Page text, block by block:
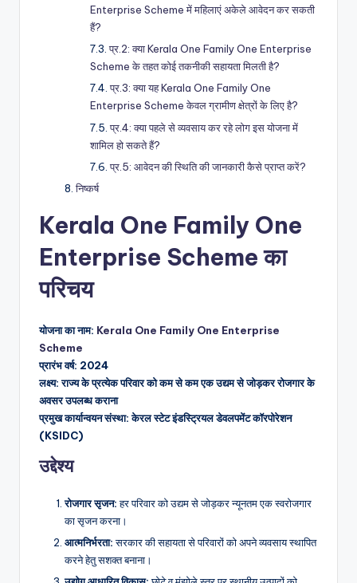
Enterprise Scheme में महिलाएं अकेले आवेदन कर सकती
हैं?
प्र.2: क्या Kerala One Family One Enterprise
Scheme के तहत कोई तकनीकी सहायता मिलती है?
प्र.3: क्या यह Kerala One Family One
Enterprise Scheme केवल ग्रामीण क्षेत्रों के लिए है?
प्र.4: क्या पहले से व्यवसाय कर रहे लोग इस योजना में
शामिल हो सकते हैं?
प्र.5: आवेदन की स्थिति की जानकारी कैसे प्राप्त करें?
निष्कर्ष
Kerala One Family One
Enterprise Scheme का
परिचय
योजना का नाम: Kerala One Family One Enterprise
Scheme
प्रारंभ वर्ष: 2024
लक्ष्य: राज्य के प्रत्येक परिवार को कम से कम एक उद्यम से जोड़कर रोजगार के
अवसर उपलब्ध कराना
प्रमुख कार्यान्वयन संस्था: केरल स्टेट इंडस्ट्रियल डेवलपमेंट कॉरपोरेशन
(KSIDC)
उद्देश्य
रोजगार सृजन:हर परिवार को उद्यम से जोड़कर न्यूनतम एक स्वरोजगार
का सृजन करना।
आत्मनिर्भरता:सरकार की सहायता से परिवारों को अपने व्यवसाय स्थापित
करने हेतु सशक्त बनाना।